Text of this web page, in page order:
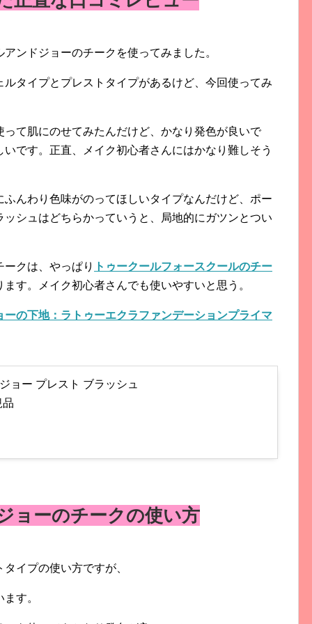
ンドジョーのチークを使ってみました。
タイプとプレストタイプがあるけど、今回使ってみ
て肌にのせてみたんだけど、かなり発色が良いで
です。正直、メイク初心者さんにはかなり難しそう
んわり色味がのってほしいタイプなんだけど、ポー
シュはどちらかっていうと、局地的にガツンとつい
クは、やっぱり
トゥークールフォースクールのチー
す。メイク初心者さんでも使いやすいと思う。
ーの下地：ラトゥーエクラファンデーションプライマ
ー プレスト ブラッシュ
ョーのチークの使い方
イプの使い方ですが、
す。